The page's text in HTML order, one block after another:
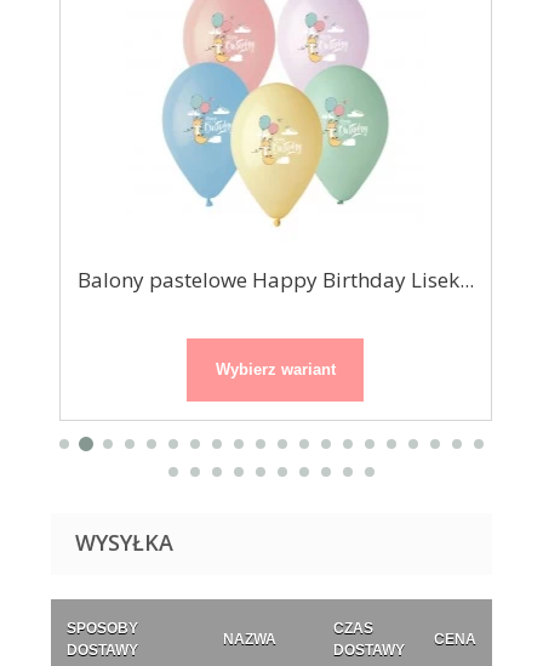
Balony pastelowe Happy Birthday Lisek...
Wybierz wariant
WYSYŁKA
SPOSOBY
DOSTAWY
NAZWA
CZAS
DOSTAWY
CENA